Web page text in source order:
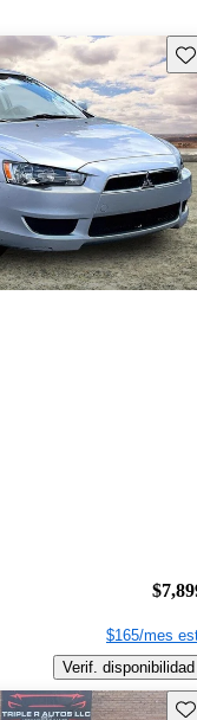
$165/mes
Verif. disponibilidad